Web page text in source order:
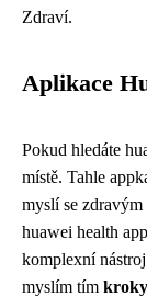
Zdraví.
Aplikace
Pokud hledáte
místě. Tahle
myslí se
huawei health
komplexní
myslím tím